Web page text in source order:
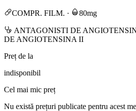
COMPR. FILM. · 80mg
ANTAGONISTI DE
DE ANGIOTENSINA II
Preț de la
indisponibil
Cel mai mic preț
Nu există prețuri publicate pentru acest